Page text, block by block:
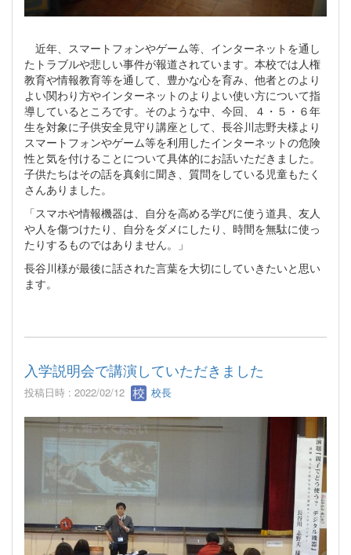
近年、スマートフォンやゲーム等、インターネットを通し
たトラブルや悲しい事件が報道されています。本校では人権
教育や情報教育等を通して、豊かな心を育み、他者とのより
よい関わり方やインターネットのよりよい使い方について指
導しているところです。そのような中、今回、４・５・６年
生を対象に子供安全見守り講座として、長谷川志野夫様より
スマートフォンやゲーム等を利用したインターネットの危険
性と気を付けることについて具体的にお話いただきました。
子供たちはその話を真剣に聞き、質問をしている児童もたく
さんありました。
「スマホや情報機器は、自分を高める学びに使う道具、友人
や人を傷つけたり、自分をダメにしたり、時間を無駄に使っ
たりするものではありません。」
長谷川様が最後に話された言葉を大切にしていきたいと思い
ます。
入学説明会で講演していただきました
投稿日時 : 2022/02/12 校長